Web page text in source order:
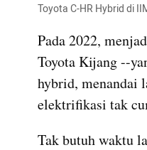
Toyota C-HR Hybrid di
Pada 2022,
Toyota Kijang --
hybrid, menandai
elektrifikasi tak
Tak butuh waktu